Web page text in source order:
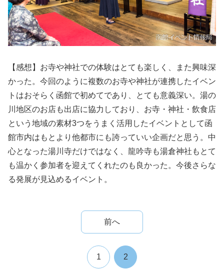
【感想】お寺や神社での体験はとても楽しく、また興味深
かった。今回のように複数のお寺や神社が連携したイベン
トはおそらく函館で初めてであり、とても意義深い。湯の
川地区のお店も出店に協力しており、お寺・神社・飲食店
という地域の素材3つをうまく活用したイベントとして函
館市内はもとより他都市にも誇っていい企画だと思う。中
心となった湯川寺だけではなく、龍吟寺も湯倉神社もとて
も温かく参加者を迎えてくれたのも良かった。今後さらな
る発展が見込めるイベント。
前へ
1 2